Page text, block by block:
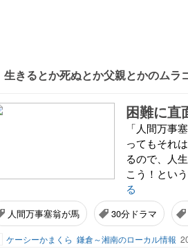
生きるとか死ぬとか父親とかのムラ
「人間万事
ってもそれ
るので、人
こう！とい
る
人間万事塞翁が馬 30分ドラマ
ケーシーかまくら 鎌倉～湘南のローカル情報